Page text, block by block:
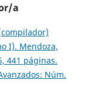
a
I). Mendoza,
441 páginas.
Núm.